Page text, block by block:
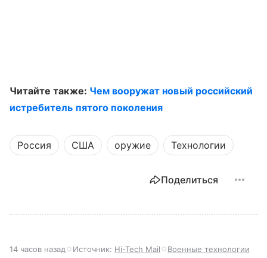
Читайте также: Чем вооружат новый российский
истребитель пятого поколения
Россия США оружие Технологии
Поделиться
14 часов назад Источник: Hi-Tech Mail Военные технологии